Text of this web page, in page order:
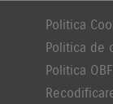
Politica
Politica de
Politica